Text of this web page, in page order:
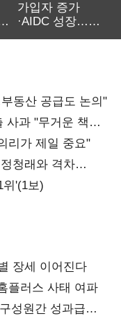
가입자 증가
·AIDC 성장…
동산 공급도 논의"
사과 "무거운 책임
리가 제일 중요"
청래와 격차
위'(1보)
장세 이어진다
플러스 사태 여파
성원간 성과급